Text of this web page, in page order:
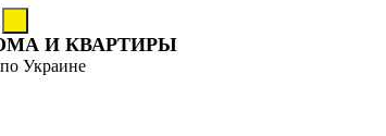
И КВАРТИРЫ
Украине